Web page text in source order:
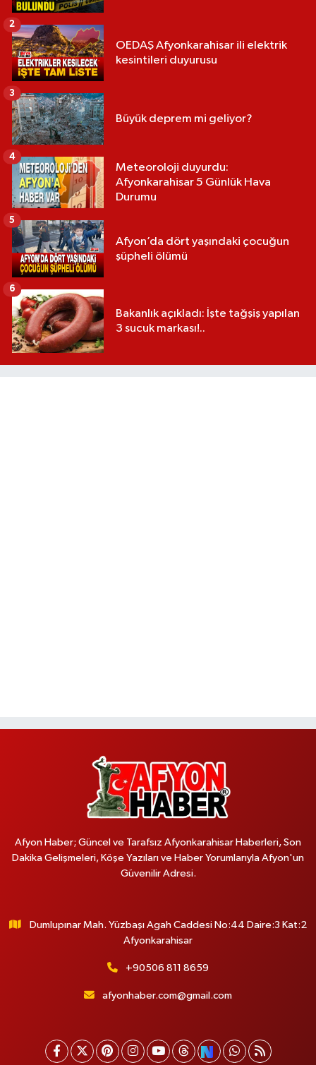
OEDAŞ Afyonkarahisar ili elektrik
kesintileri duyurusu
2
Büyük deprem mi geliyor?
3
Meteoroloji duyurdu:
Afyonkarahisar 5 Günlük Hava
Durumu
4
Afyon’da dört yaşındaki çocuğun
şüpheli ölümü
5
Bakanlık açıkladı: İşte tağşiş yapılan
3 sucuk markası!..
6
Afyon Haber; Güncel ve Tarafsız Afyonkarahisar Haberleri, Son
Dakika Gelişmeleri, Köşe Yazıları ve Haber Yorumlarıyla Afyon'un
Güvenilir Adresi.
Dumlupınar Mah. Yüzbaşı Agah Caddesi No:44 Daire:3 Kat:2
Afyonkarahisar
+90506 811 8659
afyonhaber.com@gmail.com